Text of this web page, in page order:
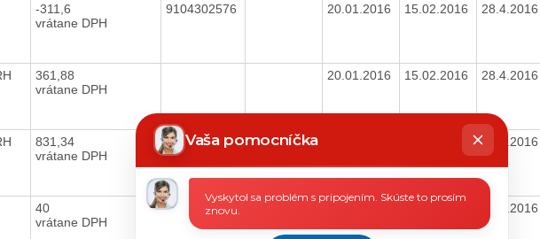
-311,6
vrátane DPH
9104302576 20.01.2016 15.02.2016
361,88
vrátane DPH
20.01.2016 15.02.2016
831,34
vrátane DPH
40
vrátane DPH
40422013
Vaša pomocníčka
Chatbot
píše
Vyskytol sa problém s pripojením. Skúste to prosím
znovu.